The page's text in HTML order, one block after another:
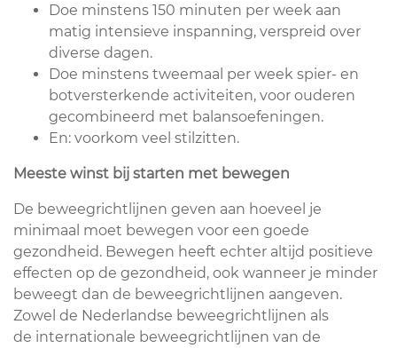
Doe minstens 150 minuten per week aan
matig intensieve inspanning, verspreid over
diverse dagen.
Doe minstens tweemaal per week spier- en
botversterkende activiteiten, voor ouderen
gecombineerd met balansoefeningen.
En: voorkom veel stilzitten.
Meeste winst bij starten met bewegen
De beweegrichtlijnen geven aan hoeveel je
minimaal moet bewegen voor een goede
gezondheid. Bewegen heeft echter altijd positieve
effecten op de gezondheid, ook wanneer je minder
beweegt dan de beweegrichtlijnen aangeven.
Zowel de Nederlandse beweegrichtlijnen als
de internationale beweegrichtlijnen van de